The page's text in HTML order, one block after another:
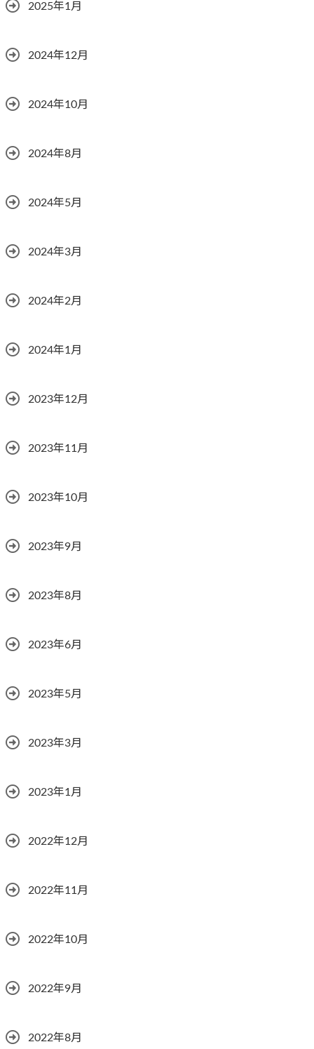
2025年1月
2024年12月
2024年10月
2024年8月
2024年5月
2024年3月
2024年2月
2024年1月
2023年12月
2023年11月
2023年10月
2023年9月
2023年8月
2023年6月
2023年5月
2023年3月
2023年1月
2022年12月
2022年11月
2022年10月
2022年9月
2022年8月